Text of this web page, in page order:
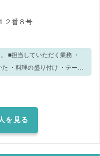
２番８号
・料理の盛り付け ・テーブ
さい！！
を見る